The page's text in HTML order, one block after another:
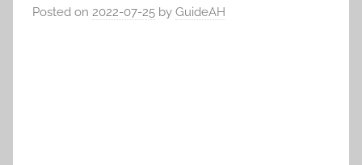
Posted on 2022-07-25 by GuideAH